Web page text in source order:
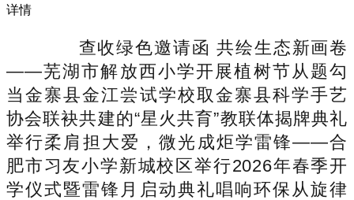
详情
查收绿色邀请函 共绘生态新画卷
——芜湖市解放西小学开展植树节从题勾
当金寨县金江尝试学校取金寨县科学手艺
协会联袂共建的“星火共育”教联体揭牌典礼
举行柔肩担大爱，微光成炬学雷锋——合
肥市习友小学新城校区举行2026年春季开
学仪式暨雷锋月启动典礼唱响环保从旋律